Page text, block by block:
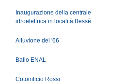
Inaugurazione della centrale
idroelettrica in località Bessè.
Alluvione del '66
Ballo ENAL
Cotonificio Rossi